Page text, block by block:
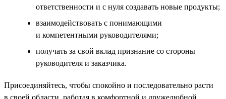
ответственности и с нуля создавать новые продукты;
взаимодействовать с понимающими
и компетентными руководителями;
получать за свой вклад признание со стороны
руководителя и заказчика.
Присоединяйтесь, чтобы спокойно и последовательно расти
в своей области, работая в комфортной и дружелюбной